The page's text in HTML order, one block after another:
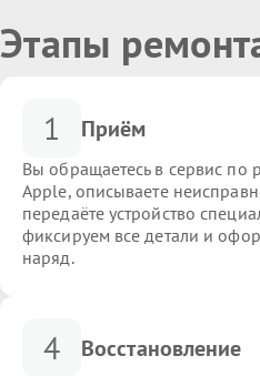
Этапы
1 Приём
Вы обращаетесь в сервис по
Apple, описываете
передаёте устройство
фиксируем все детали и
наряд.
4 Восстановление